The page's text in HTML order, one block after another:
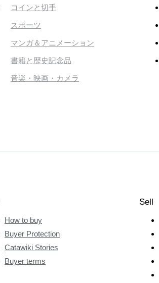
コインと切手
スポーツ
マンガ＆アニメーション
書籍と歴史記念品
音楽・映画・カメラ
How to buy
Buyer Protection
Catawiki Stories
Buyer terms
Sell